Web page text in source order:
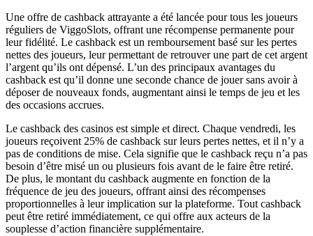
Une offre de cashback attrayante a été lancée pour tous les joueurs
réguliers de ViggoSlots, offrant une récompense permanente pour
leur fidélité. Le cashback est un remboursement basé sur les pertes
nettes des joueurs, leur permettant de retrouver une part de cet argent
l’argent qu’ils ont dépensé. L’un des principaux avantages du
cashback est qu’il donne une seconde chance de jouer sans avoir à
déposer de nouveaux fonds, augmentant ainsi le temps de jeu et les
des occasions accrues.
Le cashback des casinos est simple et direct. Chaque vendredi, les
joueurs reçoivent 25% de cashback sur leurs pertes nettes, et il n’y a
pas de conditions de mise. Cela signifie que le cashback reçu n’a pas
besoin d’être misé un ou plusieurs fois avant de le faire être retiré.
De plus, le montant du cashback augmente en fonction de la
fréquence de jeu des joueurs, offrant ainsi des récompenses
proportionnelles à leur implication sur la plateforme. Tout cashback
peut être retiré immédiatement, ce qui offre aux acteurs de la
souplesse d’action financière supplémentaire.